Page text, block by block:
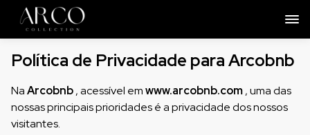
Política de Privacidade para Arcobnb
NaArcobnb, acessível emwww.arcobnb.com, uma das
nossas principais prioridades é a privacidade dos nossos
visitantes.